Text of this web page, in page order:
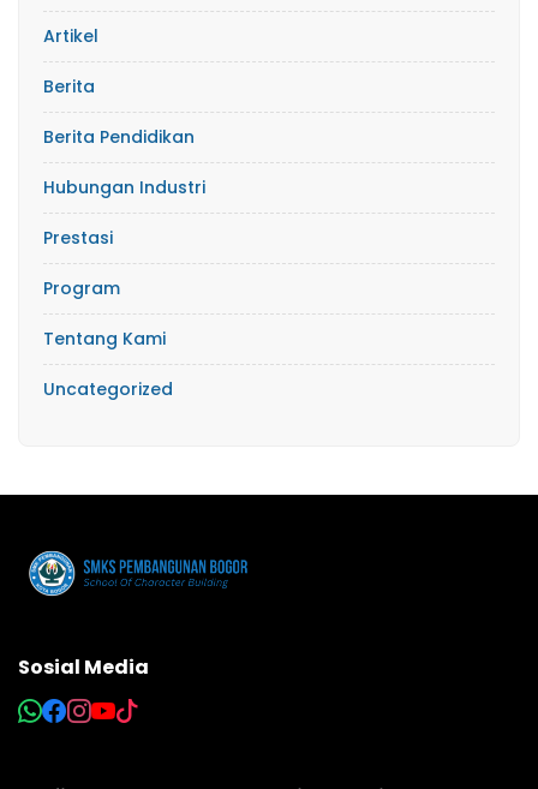
Artikel
Berita
Berita Pendidikan
Hubungan Industri
Prestasi
Program
Tentang Kami
Uncategorized
Sosial Media